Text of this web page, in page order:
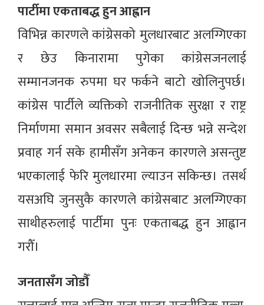
पार्टीमा एकताबद्ध हुन आह्वान
विभिन्न कारणले कांग्रेसको मुलधारबाट अलग्गिएका
र छेउ किनारामा पुगेका कांग्रेसजनलाई
सम्मानजनक रुपमा घर फर्कने बाटो खोलिनुपर्छ।
कांग्रेस पार्टीले व्यक्तिको राजनीतिक सुरक्षा र राष्ट्र
निर्माणमा समान अवसर सबैलाई दिन्छ भन्ने सन्देश
प्रवाह गर्न सके हामीसँग अनेकन कारणले असन्तुष्ट
भएकालाई फेरि मुलधारमा ल्याउन सकिन्छ। तसर्थ
यसअघि जुनसुकै कारणले कांग्रेसबाट अलग्गिएका
साथीहरुलाई पार्टीमा पुनः एकताबद्ध हुन आह्वान
गरौँ।
जनतासँग जोडौँ